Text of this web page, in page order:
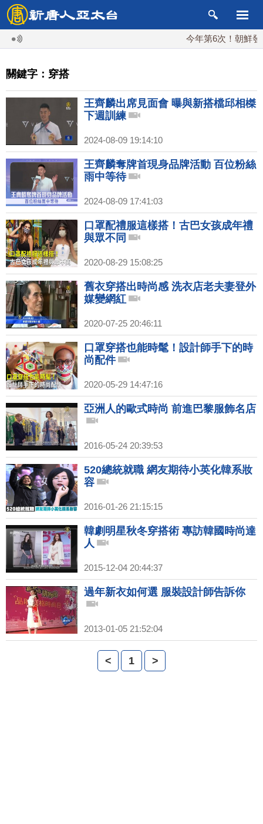
今年第6次！朝鮮發
關鍵字：穿搭
王齊麟出席見面會 曝與新搭檔邱相榤
下週訓練
2024-08-09 19:14:10
王齊麟奪牌首現身品牌活動 百位粉絲
雨中等待
2024-08-09 17:41:03
口罩配禮服這樣搭！古巴女孩成年禮
與眾不同
2020-08-29 15:08:25
舊衣穿搭出時尚感 洗衣店老夫妻登外
媒變網紅
2020-07-25 20:46:11
口罩穿搭也能時髦！設計師手下的時
尚配件
2020-05-29 14:47:16
亞洲人的歐式時尚 前進巴黎服飾名店
2016-05-24 20:39:53
520總統就職 網友期待小英化韓系妝
容
2016-01-26 21:15:15
韓劇明星秋冬穿搭術 專訪韓國時尚達
人
2015-12-04 20:44:37
過年新衣如何選 服裝設計師告訴你
2013-01-05 21:52:04
< 1 >